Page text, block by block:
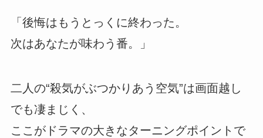
「後悔はもうとっくに終わった。
次はあなたが味わう番。」
二人の“殺気がぶつかりあう空気”は画面越し
でも凄まじく、
ここがドラマの大きなターニングポイントで